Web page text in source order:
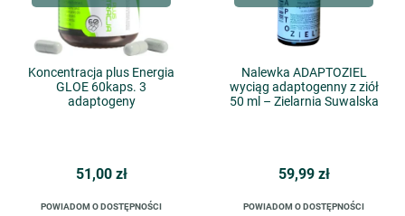
Koncentracja plus Energia
GLOE 60kaps. 3
adaptogeny
51,00 zł
POWIADOM O DOSTĘPNOŚCI
Nalewka ADAPTOZIEL
wyciąg adaptogenny z ziół
50 ml – Zielarnia Suwalska
59,99 zł
POWIADOM O DOSTĘPNOŚCI